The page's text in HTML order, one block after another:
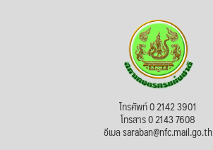
โทรศัพท์ 0 2142 3901
โทรสาร 0 2143 7608
อีเมล saraban@nfc.mail.go.th